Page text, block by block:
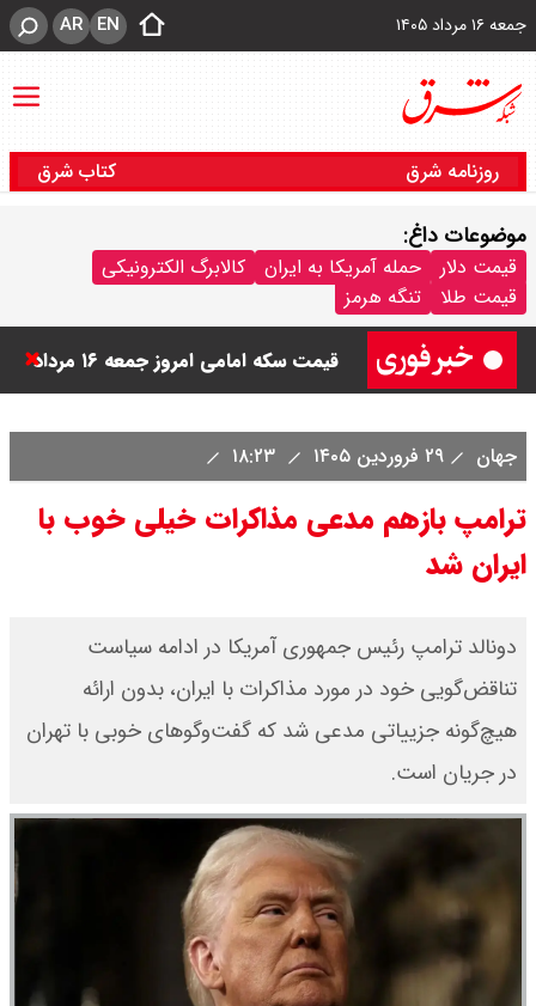
جمعه ۱۶ مرداد ۱۴۰۵ EN
AR
روزنامه شرق کتاب شرق
موضوعات داغ:
قیمت دلار حمله آمریکا به ایران
کالابرگ الکترونیکی
قیمت طلا
تنگه هرمز ۱۴۰۵ اعلام شد + جدول
قیمت سکه امامی امروز جمعه ۱۶ مرداد
جهان
۲۹ فروردین ۱۴۰۵
ترامپ بازهم مدعی مذاکرات خیلی خوب با
ایران شد
دونالد ترامپ رئیس جمهوری آمریکا در ادامه سیاست
تناقض‌گویی خود در مورد مذاکرات با ایران، بدون ارائه
هیچ‌گونه جزییاتی مدعی شد که گفت‌وگوهای خوبی با تهران
در جریان است.